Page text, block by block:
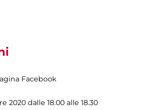
Facebook
2020 dalle 18.00 alle 18.30